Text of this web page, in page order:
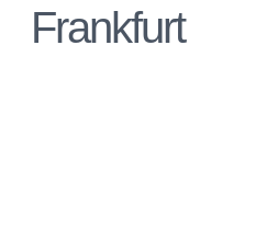
Frankfurt